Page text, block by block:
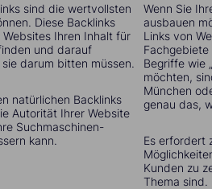
sind die wertvollsten
Diese Backlinks
Ihren Inhalt für
und darauf
darum bitten müssen.
natürlichen Backlinks
Autorität Ihrer Website
Suchmaschinen-
kann.
Wenn Sie
ausbauen
Links von
Fachgebiete
Begriffe wie
möchten,
München
genau das,
Es erfordert
Kunden zu
Thema sind.